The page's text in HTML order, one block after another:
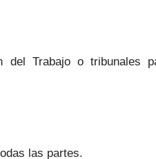
Trabajo o tribunales
las partes.